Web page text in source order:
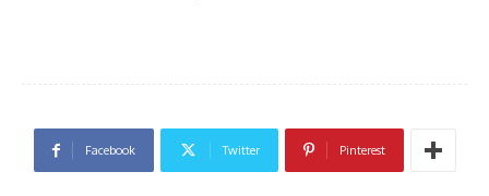
Facebook Twitter Pinterest